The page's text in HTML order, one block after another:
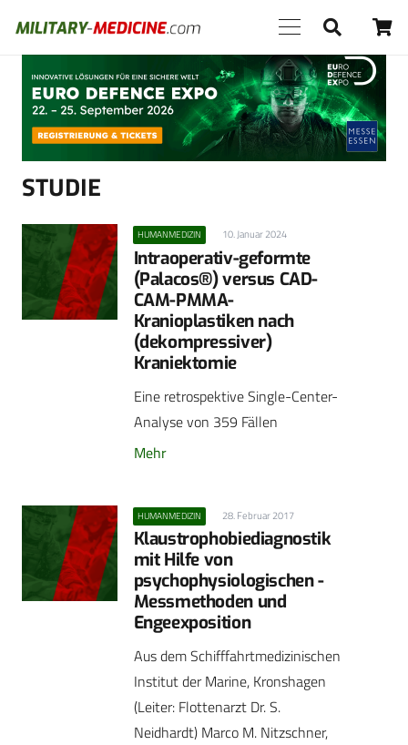
Anzeige
STUDIE
HUMANMEDIZIN 10. Januar 2024
Intraoperativ-geformte
(Palacos®) versus CAD-
CAM-PMMA-
Kranioplastiken nach
(dekompressiver)
Kraniektomie
Eine retrospektive Single-Center-
Analyse von 359 Fällen
Mehr
HUMANMEDIZIN 28. Februar 2017
Klaustrophobiediagnostik
mit Hilfe von
psychophysiologischen -
Messmethoden und
Engeexposition
Aus dem Schifffahrtmedizinischen
Institut der Marine, Kronshagen
(Leiter: Flottenarzt Dr. S.
Neidhardt) Marco M. Nitzschner,